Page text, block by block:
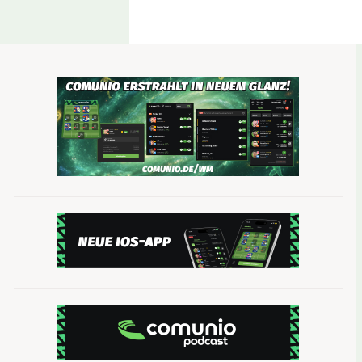
Gonzalo Castro(Borussia Dortmund,
Einzig aufgrund einer Gelbsperre sank Gonzalo
schwer verletzt hat
, ist der Mittelfeldstratege
BVB geht es gegen Bremen um Platz drei – also
Einen Spieler von diesem Kaliber gibt es bei
die Manager besonders gelegen, bei denen die
Ein Muskelfaserriss zwang Herthas
Plattenhardt zurück. Im vorletzten Saisonspiel
dieser Saison. Sechs Comunio-Punkte kamen
Saison.
Auch der aktuell günstige Plattenhardt ist eine
Aufstellungs-Analyse: Wagner auf